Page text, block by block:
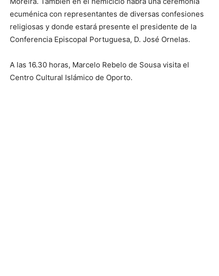
ecuménica con representantes de diversas confesiones
religiosas y donde estará presente el presidente de la
Conferencia Episcopal Portuguesa, D. José Ornelas.
A las 16.30 horas, Marcelo Rebelo de Sousa visita el
Centro Cultural Islámico de Oporto.